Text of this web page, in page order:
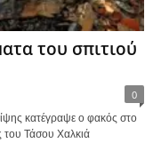
του σπιτιού
0
κατέγραψε ο φακός στο
του Τάσου Χαλκιά